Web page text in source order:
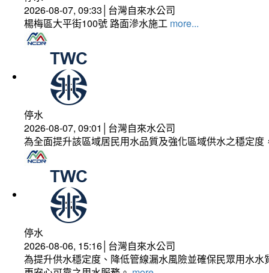
2026-08-07, 09:33│台灣自來水公司
楊梅區大平街100號 路面滲水施工 more...
停水
2026-08-07, 09:01│台灣自來水公司
為全面提升該區域居民用水品質及強化區域供水之穩定
停水
2026-08-06, 15:16│台灣自來水公司
為提升供水穩定度、降低管線漏水風險並確保民眾用水